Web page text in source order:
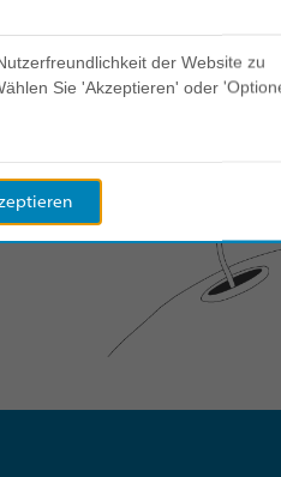
der Website zu
Sie 'Akzeptieren' oder